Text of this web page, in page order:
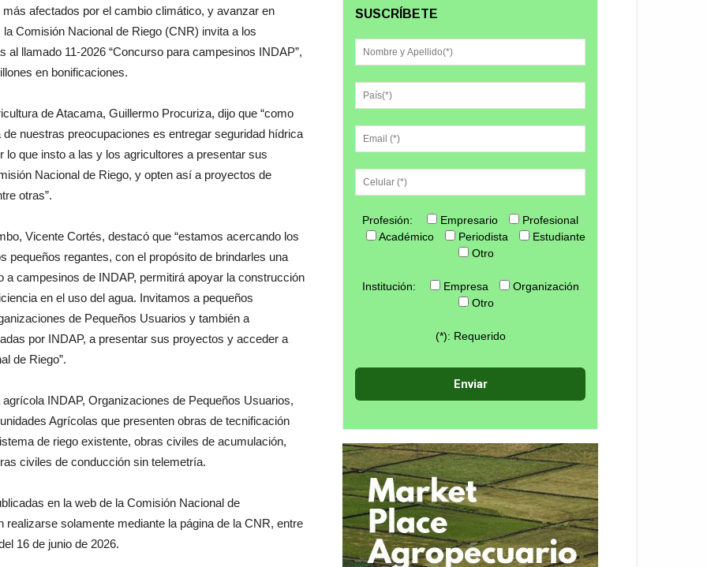
afectados por el cambio climático, y avanzar en
Comisión Nacional de Riego (CNR) invita a los
llamado 11-2026 “Concurso para campesinos INDAP”,
en bonificaciones.
de Atacama, Guillermo Procuriza, dijo que “como
nuestras preocupaciones es entregar seguridad hídrica
que insto a las y los agricultores a presentar sus
Nacional de Riego, y opten así a proyectos de
otras”.
Vicente Cortés, destacó que “estamos acercando los
pequeños regantes, con el propósito de brindarles una
campesinos de INDAP, permitirá apoyar la construcción
en el uso del agua. Invitamos a pequeños
de Pequeños Usuarios y también a
por INDAP, a presentar sus proyectos y acceder a
de Riego”.
INDAP, Organizaciones de Pequeños Usuarios,
Agrícolas que presenten obras de tecnificación
de riego existente, obras civiles de acumulación,
civiles de conducción sin telemetría.
en la web de la Comisión Nacional de
realizarse solamente mediante la página de la CNR, entre
16 de junio de 2026.
SUSCRÍBETE
Profesión: Empresario
Profesional
Académico
Periodista
Estudiante
Otro
Institución: Empresa
Organización
Otro
(*): Requerido